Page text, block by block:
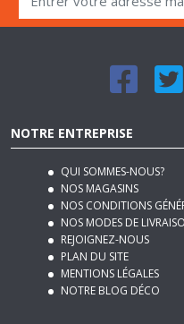
QUI SOMMES-NOUS?
NOS MAGASINS
NOS CONDITIONS
NOS MODES DE
REJOIGNEZ-NOUS
PLAN DU SITE
MENTIONS LÉGALES
NOTRE BLOG DÉCO